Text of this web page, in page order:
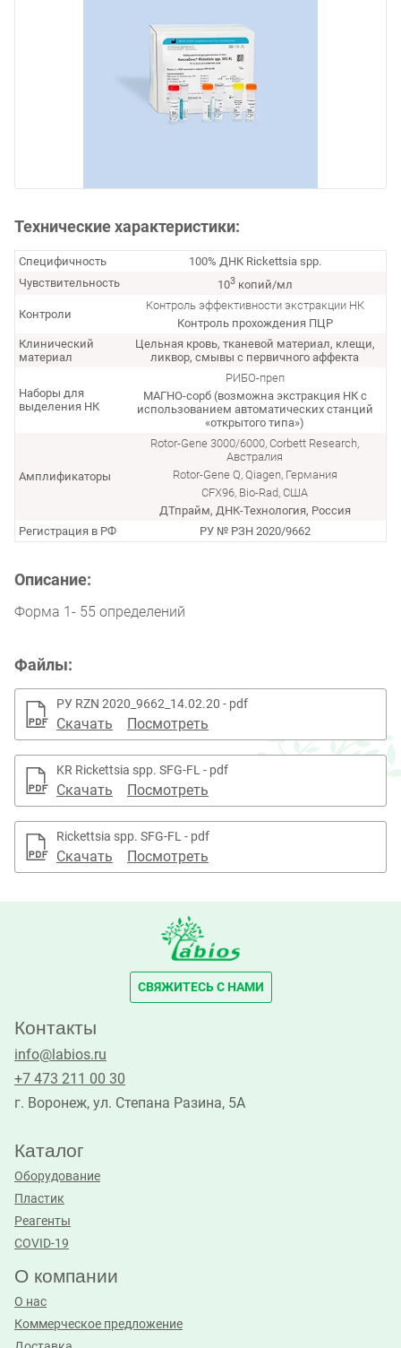
Технические характеристики:
Специфичность
100% ДНК Rickettsia spp.
Чувствительность
103копий/мл
Контроли
Контроль эффективности экстракции НК
Контроль прохождения ПЦР
Клинический
материал
Цельная кровь, тканевой материал, клещи,
ликвор, смывы с первичного аффекта
Наборы для
выделения НК
РИБО-преп
МАГНО-сорб (возможна экстракция НК с
использованием автоматических станций
«открытого типа»)
Амплификаторы
Rotor-Gene 3000/6000, Corbett Research,
Австралия
Rotor-Gene Q, Qiagen, Германия
CFX96, Bio-Rad, США
ДТпрайм, ДНК-Технология, Россия
Регистрация в РФ
РУ № РЗН 2020/9662
Описание:
Форма 1- 55 определений
Файлы:
РУ RZN 2020_9662_14.02.20 - pdf
Скачать Посмотреть
KR Rickettsia spp. SFG-FL - pdf
Скачать Посмотреть
Rickettsia spp. SFG-FL - pdf
Скачать Посмотреть
СВЯЖИТЕСЬ С НАМИ
Контакты
info@labios.ru
+7 473 211 00 30
г. Воронеж, ул. Степана Разина, 5А
Каталог
Оборудование
Пластик
Реагенты
COVID-19
О компании
О нас
Коммерческое предложение